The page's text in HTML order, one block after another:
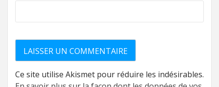
Ce site utilise Akismet pour réduire les indésirables.